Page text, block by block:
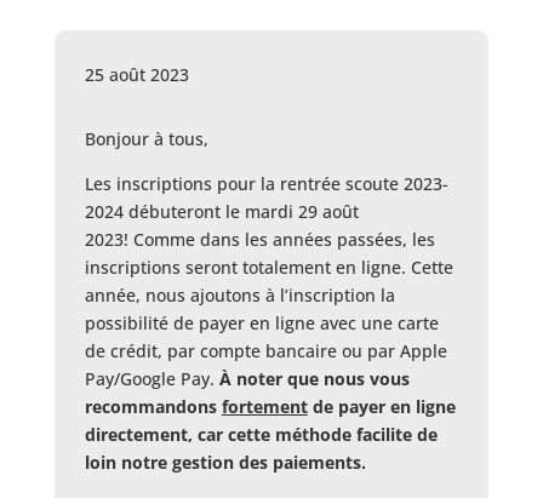
25 août 2023
Bonjour à tous,
Les inscriptions pour la rentrée scoute 2023-
2024 débuteront le mardi 29 août
2023! Comme dans les années passées, les
inscriptions seront totalement en ligne. Cette
année, nous ajoutons à l’inscription la
possibilité de payer en ligne avec une carte
de crédit, par compte bancaire ou par Apple
Pay/Google Pay. À noter que nous vous
recommandons fortementde payer en ligne
directement, car cette méthode facilite de
loin notre gestion des paiements.